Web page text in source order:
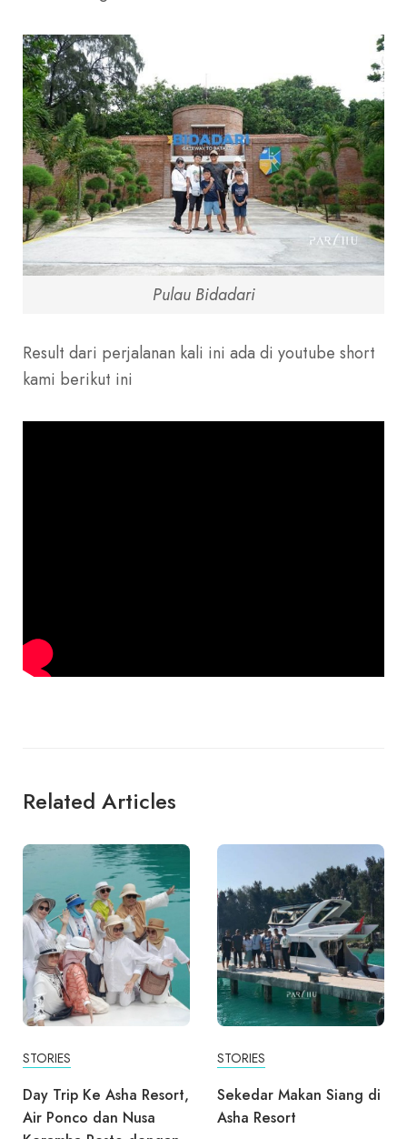
Pulau Bidadari
Result dari perjalanan kali ini ada di youtube short
kami berikut ini
Related Articles
STORIES
Day Trip Ke Asha Resort,
Air Ponco dan Nusa
STORIES
Sekedar Makan Siang di
Asha Resort